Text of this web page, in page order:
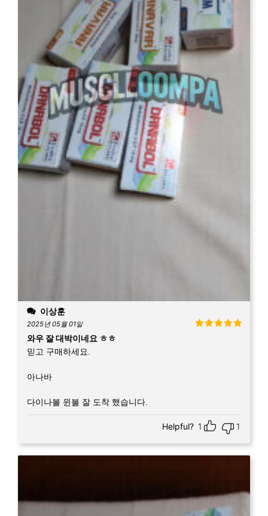
이상훈
2025년 05월 01일
와우 잘 대박이네요 ㅎㅎ
믿고 구매하세요.
아나바
다이나볼 윈볼 잘 도착 했습니다.
Helpful? 1 1